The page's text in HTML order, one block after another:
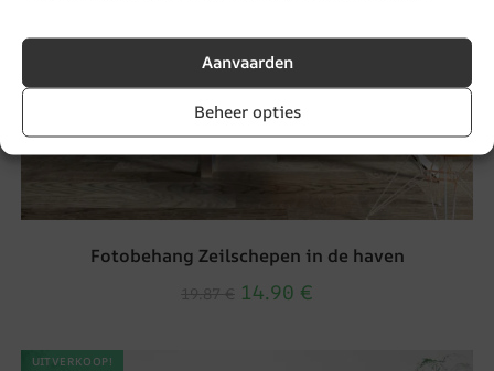
Aanvaarden
Beheer opties
Fotobehang Zeilschepen in de haven
14.90 €
UITVERKOOP!